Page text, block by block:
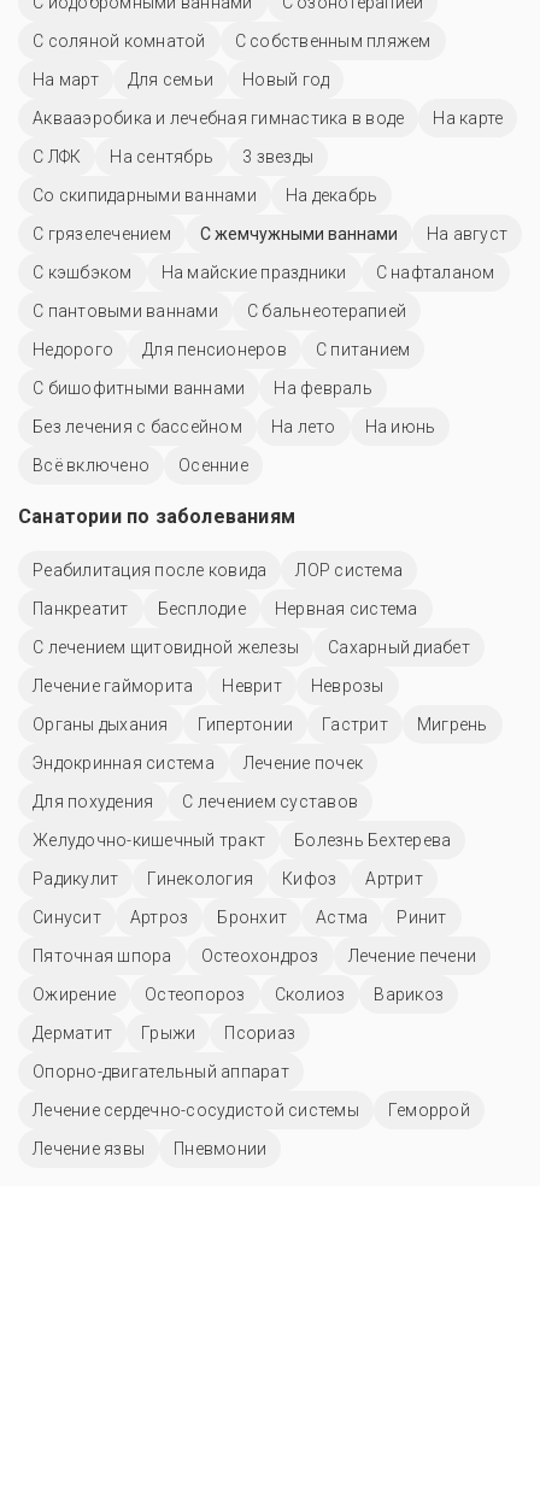
С соляной комнатой
С собственным пляжем
На март
Для семьи
Новый год
Аквааэробика и лечебная гимнастика в воде
На карте
С ЛФК
На сентябрь
3 звезды
Со скипидарными ваннами
На декабрь
С грязелечением
С жемчужными ваннами
На август
С кэшбэком
На майские праздники
С нафталаном
С пантовыми ваннами
С бальнеотерапией
Недорого
Для пенсионеров
С питанием
С бишофитными ваннами
На февраль
Без лечения с бассейном
На лето
На июнь
Всё включено
Осенние
Санатории по заболеваниям
Реабилитация после ковида
ЛОР система
Панкреатит
Бесплодие
Нервная система
С лечением щитовидной железы
Сахарный диабет
Лечение гайморита
Неврит
Неврозы
Органы дыхания
Гипертонии Гастрит
Мигрень
Эндокринная система
Лечение почек
Для похудения
С лечением суставов
Желудочно-кишечный тракт
Болезнь Бехтерева
Радикулит
Гинекология Кифоз
Артрит
Синусит
Артроз Бронхит Астма
Ринит
Пяточная шпора
Остеохондроз
Лечение печени
Ожирение
Остеопороз Сколиоз
Варикоз
Дерматит
Грыжи
Псориаз
Опорно-двигательный аппарат
Лечение сердечно-сосудистой системы
Геморрой
Лечение язвы
Пневмонии